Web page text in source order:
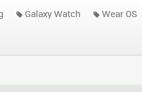
Galaxy Watch Wear OS